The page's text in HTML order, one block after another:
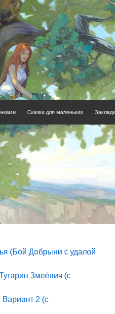
Сказки для маленьких
(Бой Добрыни с удалой
Змеёвич (с
2 (с